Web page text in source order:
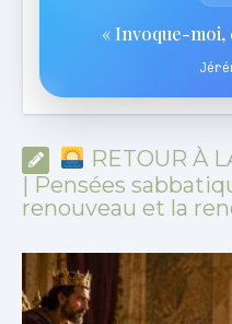
« Invoque-moi,
RETOUR À
| Pensées
renouveau et la